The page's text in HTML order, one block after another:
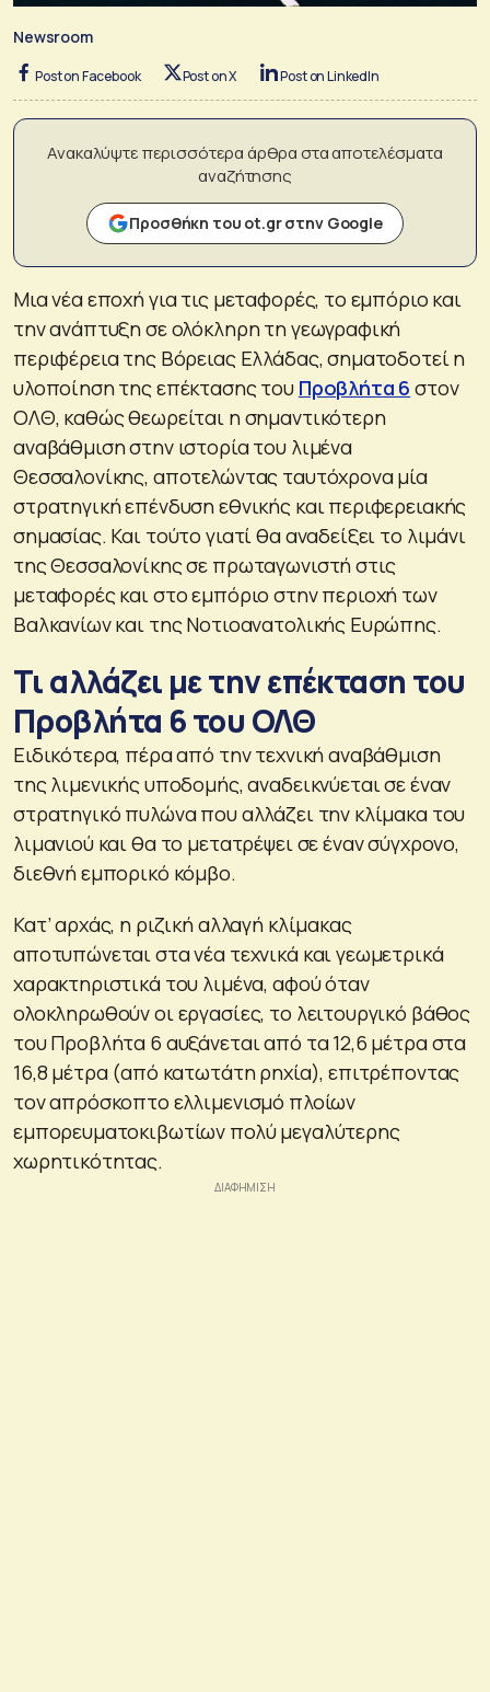
Newsroom
Post on Facebook Post on X Post on LinkedIn
Ανακαλύψτε περισσότερα άρθρα στα αποτελέσματα
αναζήτησης
Προσθήκη του ot.gr στην Google
Μια νέα εποχή για τις μεταφορές, το εμπόριο και
την ανάπτυξη σε ολόκληρη τη γεωγραφική
περιφέρεια της Βόρειας Ελλάδας, σηματοδοτεί η
υλοποίηση της επέκτασης του Προβλήτα 6 στον
ΟΛΘ, καθώς θεωρείται η σημαντικότερη
αναβάθμιση στην ιστορία του λιμένα
Θεσσαλονίκης, αποτελώντας ταυτόχρονα μία
στρατηγική επένδυση εθνικής και περιφερειακής
σημασίας. Και τούτο γιατί θα αναδείξει το λιμάνι
της Θεσσαλονίκης σε πρωταγωνιστή στις
μεταφορές και στο εμπόριο στην περιοχή των
Βαλκανίων και της Νοτιοανατολικής Ευρώπης.
Τι αλλάζει με την επέκταση του
Προβλήτα 6 του ΟΛΘ
Ειδικότερα, πέρα από την τεχνική αναβάθμιση
της λιμενικής υποδομής, αναδεικνύεται σε έναν
στρατηγικό πυλώνα που αλλάζει την κλίμακα του
λιμανιού και θα το μετατρέψει σε έναν σύγχρονο,
διεθνή εμπορικό κόμβο.
Κατ’ αρχάς, η ριζική αλλαγή κλίμακας
αποτυπώνεται στα νέα τεχνικά και γεωμετρικά
χαρακτηριστικά του λιμένα, αφού όταν
ολοκληρωθούν οι εργασίες, το λειτουργικό βάθος
του Προβλήτα 6 αυξάνεται από τα 12,6 μέτρα στα
16,8 μέτρα (από κατωτάτη ρηχία), επιτρέποντας
τον απρόσκοπτο ελλιμενισμό πλοίων
εμπορευματοκιβωτίων πολύ μεγαλύτερης
χωρητικότητας.